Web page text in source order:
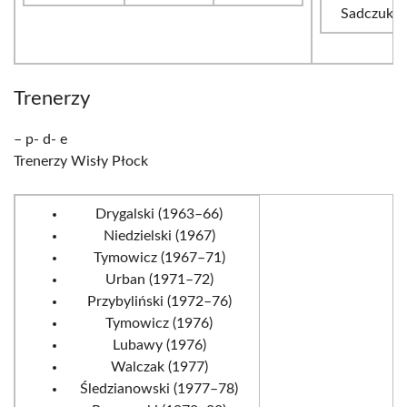
Sadczuk
Trenerzy
– p- d- e
Trenerzy Wisły Płock
Drygalski (1963–66)
Niedzielski (1967)
Tymowicz (1967–71)
Urban (1971–72)
Przybyliński (1972–76)
Tymowicz (1976)
Lubawy (1976)
Walczak (1977)
Śledzianowski (1977–78)